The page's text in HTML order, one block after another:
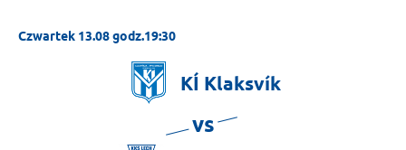
Czwartek 13.08 godz.19:30
KÍ Klaksvík
vs